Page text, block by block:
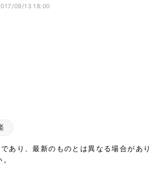
09/13 18:00
あり、最新のものとは異なる場合があり